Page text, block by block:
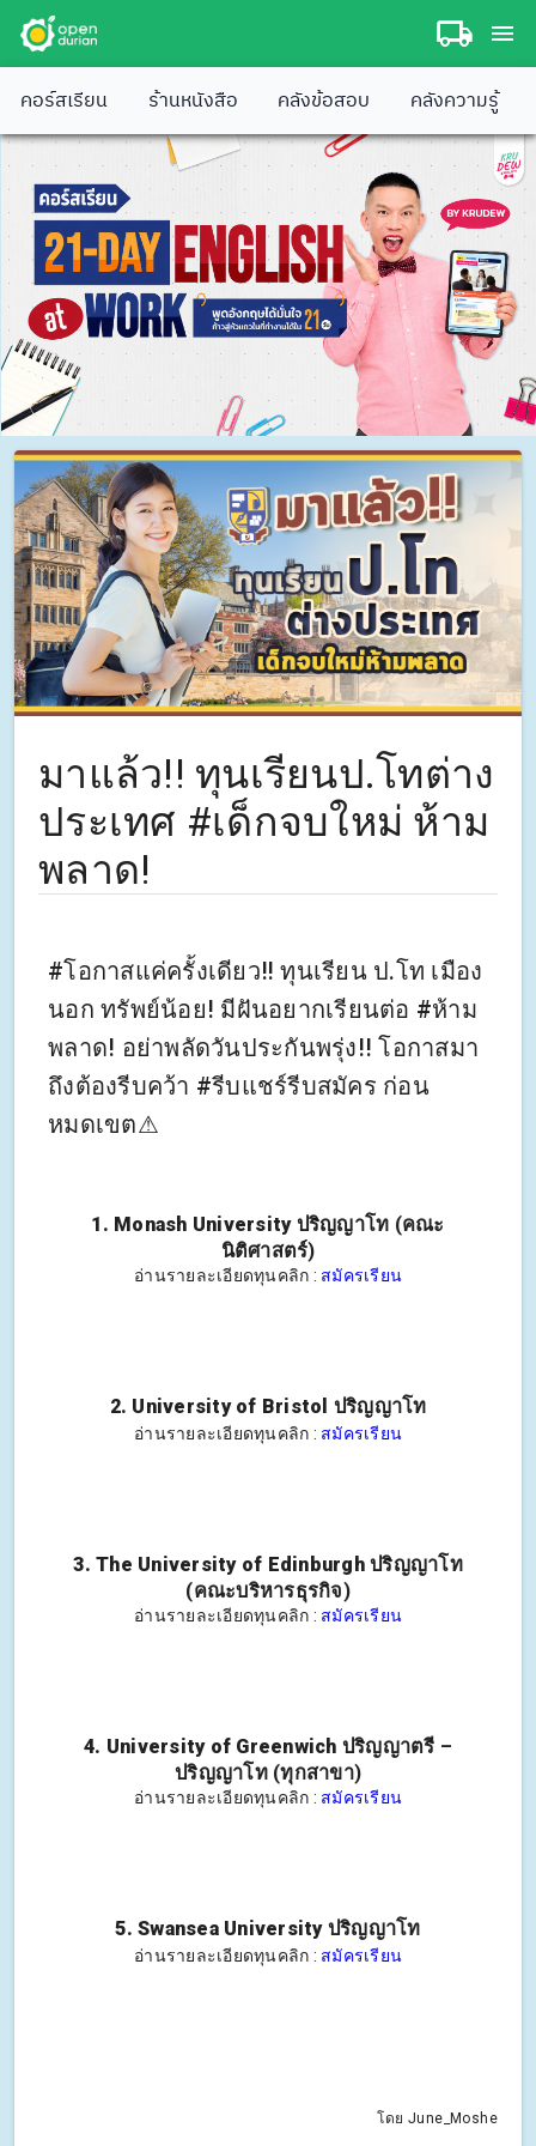
คอร์สเรียน ร้านหนังสือ คลังข้อสอบ คลังความรู้
มาแล้ว!! ทุนเรียนป.โทต่าง
ประเทศ #เด็กจบใหม่ ห้าม
พลาด!
#โอกาสแค่ครั้งเดียว‼ ทุนเรียน ป.โท เมือง
นอก ทรัพย์น้อย! มีฝันอยากเรียนต่อ #ห้าม
พลาด! อย่าพลัดวันประกันพรุ่ง!! โอกาสมา
ถึงต้องรีบคว้า #รีบแชร์รีบสมัคร ก่อน
หมดเขต⚠
1. Monash University ปริญญาโท (คณะ
นิติศาสตร์)
อ่านรายละเอียดทุนคลิก : สมัครเรียน
2. University of Bristol ปริญญาโท
อ่านรายละเอียดทุนคลิก : สมัครเรียน
3. The University of Edinburgh ปริญญาโท
(คณะบริหารธุรกิจ)
อ่านรายละเอียดทุนคลิก : สมัครเรียน
4. University of Greenwich ปริญญาตรี –
ปริญญาโท (ทุกสาขา)
อ่านรายละเอียดทุนคลิก : สมัครเรียน
5. Swansea University ปริญญาโท
อ่านรายละเอียดทุนคลิก : สมัครเรียน
โดย June_Moshe